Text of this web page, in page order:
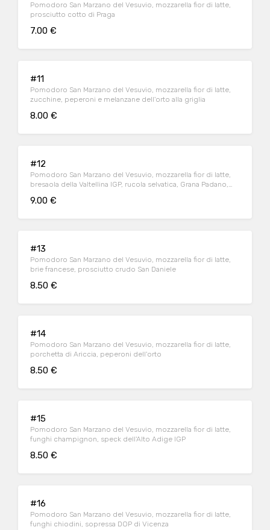
Pomodoro San Marzano del Vesuvio, mozzarella fior di latte,
prosciutto cotto di Praga
7.00 €
#11
Pomodoro San Marzano del Vesuvio, mozzarella fior di latte,
zucchine, peperoni e melanzane dell'orto alla griglia
8.00 €
#12
Pomodoro San Marzano del Vesuvio, mozzarella fior di latte,
bresaola della Valtellina IGP, rucola selvatica, Grana Padano,
9.00 €
#13
Pomodoro San Marzano del Vesuvio, mozzarella fior di latte,
brie francese, prosciutto crudo San Daniele
8.50 €
#14
Pomodoro San Marzano del Vesuvio, mozzarella fior di latte,
porchetta di Ariccia, peperoni dell'orto
8.50 €
#15
Pomodoro San Marzano del Vesuvio, mozzarella fior di latte,
funghi champignon, speck dell'Alto Adige IGP
8.50 €
#16
Pomodoro San Marzano del Vesuvio, mozzarella fior di latte,
funghi chiodini, sopressa DOP di Vicenza